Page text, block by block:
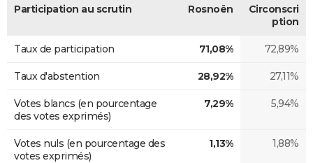
Participation au scrutin Rosnoën
Circonscri
ption
Taux de participation 71,08% 72,89%
Taux d'abstention 28,92% 27,11%
Votes blancs (en pourcentage
des votes exprimés)
7,29% 5,94%
Votes nuls (en pourcentage des
votes exprimés)
1,13% 1,88%